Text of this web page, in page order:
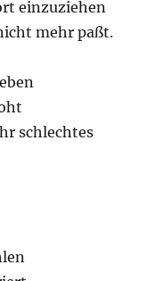
einzuziehen
mehr paßt.
schlechtes